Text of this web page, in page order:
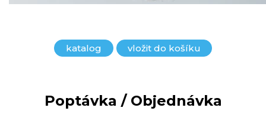
katalog vložit do košíku
Poptávka / Objednávka